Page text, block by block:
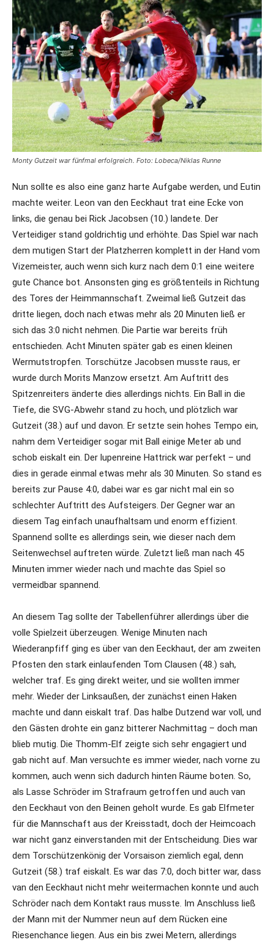
Monty Gutzeit war fünfmal erfolgreich. Foto: Lobeca/Niklas Runne
Nun sollte es also eine ganz harte Aufgabe werden, und Eutin
machte weiter. Leon van den Eeckhaut trat eine Ecke von
links, die genau bei Rick Jacobsen (10.) landete. Der
Verteidiger stand goldrichtig und erhöhte. Das Spiel war nach
dem mutigen Start der Platzherren komplett in der Hand vom
Vizemeister, auch wenn sich kurz nach dem 0:1 eine weitere
gute Chance bot. Ansonsten ging es größtenteils in Richtung
des Tores der Heimmannschaft. Zweimal ließ Gutzeit das
dritte liegen, doch nach etwas mehr als 20 Minuten ließ er
sich das 3:0 nicht nehmen. Die Partie war bereits früh
entschieden. Acht Minuten später gab es einen kleinen
Wermutstropfen. Torschütze Jacobsen musste raus, er
wurde durch Morits Manzow ersetzt. Am Auftritt des
Spitzenreiters änderte dies allerdings nichts. Ein Ball in die
Tiefe, die SVG-Abwehr stand zu hoch, und plötzlich war
Gutzeit (38.) auf und davon. Er setzte sein hohes Tempo ein,
nahm dem Verteidiger sogar mit Ball einige Meter ab und
schob eiskalt ein. Der lupenreine Hattrick war perfekt – und
dies in gerade einmal etwas mehr als 30 Minuten. So stand es
bereits zur Pause 4:0, dabei war es gar nicht mal ein so
schlechter Auftritt des Aufsteigers. Der Gegner war an
diesem Tag einfach unaufhaltsam und enorm effizient.
Spannend sollte es allerdings sein, wie dieser nach dem
Seitenwechsel auftreten würde. Zuletzt ließ man nach 45
Minuten immer wieder nach und machte das Spiel so
vermeidbar spannend.
An diesem Tag sollte der Tabellenführer allerdings über die
volle Spielzeit überzeugen. Wenige Minuten nach
Wiederanpfiff ging es über van den Eeckhaut, der am zweiten
Pfosten den stark einlaufenden Tom Clausen (48.) sah,
welcher traf. Es ging direkt weiter, und sie wollten immer
mehr. Wieder der Linksaußen, der zunächst einen Haken
machte und dann eiskalt traf. Das halbe Dutzend war voll, und
den Gästen drohte ein ganz bitterer Nachmittag – doch man
blieb mutig. Die Thomm-Elf zeigte sich sehr engagiert und
gab nicht auf. Man versuchte es immer wieder, nach vorne zu
kommen, auch wenn sich dadurch hinten Räume boten. So,
als Lasse Schröder im Strafraum getroffen und auch van
den Eeckhaut von den Beinen geholt wurde. Es gab Elfmeter
für die Mannschaft aus der Kreisstadt, doch der Heimcoach
war nicht ganz einverstanden mit der Entscheidung. Dies war
dem Torschützenkönig der Vorsaison ziemlich egal, denn
Gutzeit (58.) traf eiskalt. Es war das 7:0, doch bitter war, dass
van den Eeckhaut nicht mehr weitermachen konnte und auch
Schröder nach dem Kontakt raus musste. Im Anschluss ließ
der Mann mit der Nummer neun auf dem Rücken eine
Riesenchance liegen. Aus ein bis zwei Metern, allerdings